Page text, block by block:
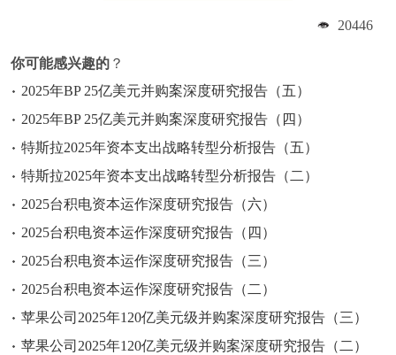
20446
你可能感兴趣的 ？
2025年BP 25亿美元并购案深度研究报告（五）
2025年BP 25亿美元并购案深度研究报告（四）
特斯拉2025年资本支出战略转型分析报告（五）
特斯拉2025年资本支出战略转型分析报告（二）
2025台积电资本运作深度研究报告（六）
2025台积电资本运作深度研究报告（四）
2025台积电资本运作深度研究报告（三）
2025台积电资本运作深度研究报告（二）
苹果公司2025年120亿美元级并购案深度研究报告（三）
苹果公司2025年120亿美元级并购案深度研究报告（二）